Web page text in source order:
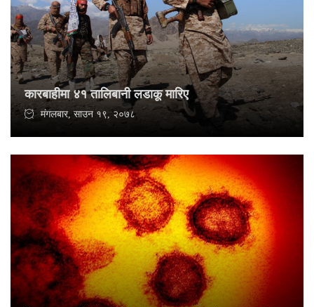
कारबाहीमा ४१ तालिबानी लडाकू मारिए
मंगलबार, साउन १९, २०७८